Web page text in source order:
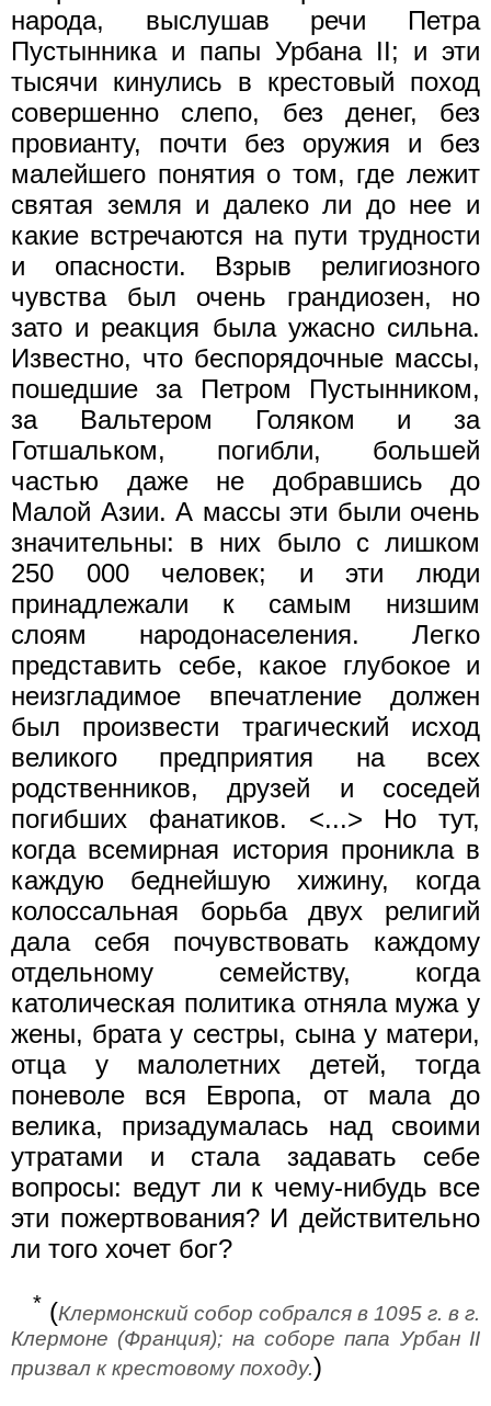
народа, выслушав речи Петра
Пустынника и папы Урбана II; и эти
тысячи кинулись в крестовый поход
совершенно слепо, без денег, без
провианту, почти без оружия и без
малейшего понятия о том, где лежит
святая земля и далеко ли до нее и
какие встречаются на пути трудности
и опасности. Взрыв религиозного
чувства был очень грандиозен, но
зато и реакция была ужасно сильна.
Известно, что беспорядочные массы,
пошедшие за Петром Пустынником,
за Вальтером Голяком и за
Готшальком, погибли, большей
частью даже не добравшись до
Малой Азии. А массы эти были очень
значительны: в них было с лишком
250 000 человек; и эти люди
принадлежали к самым низшим
слоям народонаселения. Легко
представить себе, какое глубокое и
неизгладимое впечатление должен
был произвести трагический исход
великого предприятия на всех
родственников, друзей и соседей
погибших фанатиков. <...> Но тут,
когда всемирная история проникла в
каждую беднейшую хижину, когда
колоссальная борьба двух религий
дала себя почувствовать каждому
отдельному семейству, когда
католическая политика отняла мужа у
жены, брата у сестры, сына у матери,
отца у малолетних детей, тогда
поневоле вся Европа, от мала до
велика, призадумалась над своими
утратами и стала задавать себе
вопросы: ведут ли к чему-нибудь все
эти пожертвования? И действительно
ли того хочет бог?
* (Клермонский собор собрался в 1095 г. в г.
Клермоне (Франция); на соборе папа Урбан II
призвал к крестовому походу.)